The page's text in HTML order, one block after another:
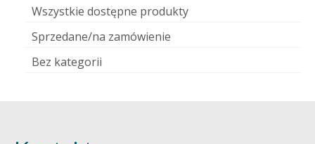
Wszystkie dostępne produkty
Sprzedane/na zamówienie
Bez kategorii